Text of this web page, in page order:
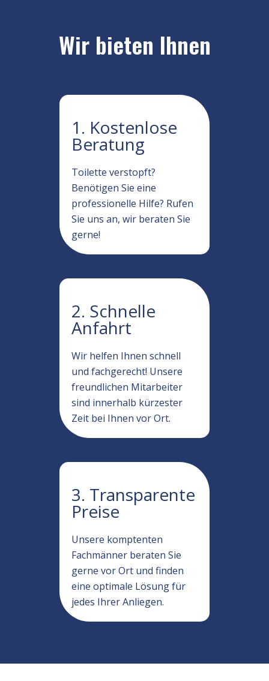
Wir bieten Ihnen
1. Kostenlose
Beratung
Toilette verstopft?
Benötigen Sie eine
professionelle Hilfe? Rufen
Sie uns an, wir beraten Sie
gerne!
2. Schnelle
Anfahrt
Wir helfen Ihnen schnell
und fachgerecht! Unsere
freundlichen Mitarbeiter
sind innerhalb kürzester
Zeit bei Ihnen vor Ort.
3. Transparente
Preise
Unsere komptenten
Fachmänner beraten Sie
gerne vor Ort und finden
eine optimale Lösung für
jedes Ihrer Anliegen.